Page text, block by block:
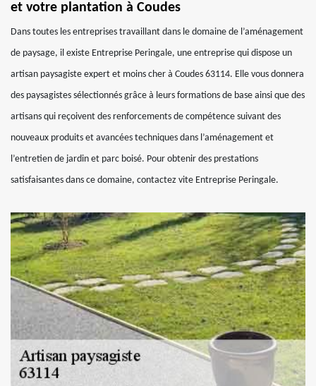
et votre plantation à Coudes
Dans toutes les entreprises travaillant dans le domaine de l’aménagement
de paysage, il existe Entreprise Peringale, une entreprise qui dispose un
artisan paysagiste expert et moins cher à Coudes 63114. Elle vous donnera
des paysagistes sélectionnés grâce à leurs formations de base ainsi que des
artisans qui reçoivent des renforcements de compétence suivant des
nouveaux produits et avancées techniques dans l’aménagement et
l’entretien de jardin et parc boisé. Pour obtenir des prestations
satisfaisantes dans ce domaine, contactez vite Entreprise Peringale.